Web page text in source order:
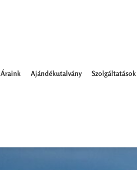
Áraink Ajándékutalvány Szolgáltatások